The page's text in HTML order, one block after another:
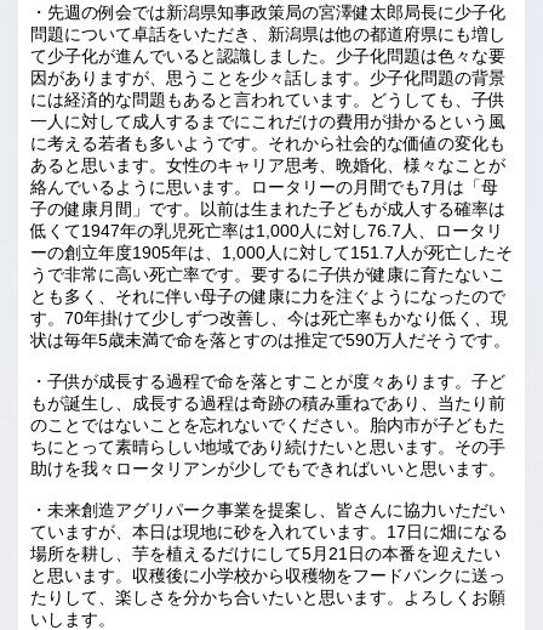
・先週の例会では新潟県知事政策局の宮澤健太郎局長に少子化
問題について卓話をいただき、新潟県は他の都道府県にも増し
て少子化が進んでいると認識しました。少子化問題は色々な要
因がありますが、思うことを少々話します。少子化問題の背景
には経済的な問題もあると言われています。どうしても、子供
一人に対して成人するまでにこれだけの費用が掛かるという風
に考える若者も多いようです。それから社会的な価値の変化も
あると思います。女性のキャリア思考、晩婚化、様々なことが
絡んでいるように思います。ロータリーの月間でも7月は「母
子の健康月間」です。以前は生まれた子どもが成人する確率は
低くて1947年の乳児死亡率は1,000人に対し76.7人、ロータリ
ーの創立年度1905年は、1,000人に対して151.7人が死亡したそ
うで非常に高い死亡率です。要するに子供が健康に育たないこ
とも多く、それに伴い母子の健康に力を注ぐようになったので
す。70年掛けて少しずつ改善し、今は死亡率もかなり低く、現
状は毎年5歳未満で命を落とすのは推定で590万人だそうです。
・子供が成長する過程で命を落とすことが度々あります。子ど
もが誕生し、成長する過程は奇跡の積み重ねであり、当たり前
のことではないことを忘れないでください。胎内市が子どもた
ちにとって素晴らしい地域であり続けたいと思います。その手
助けを我々ロータリアンが少しでもできればいいと思います。
・未来創造アグリパーク事業を提案し、皆さんに協力いただい
ていますが、本日は現地に砂を入れています。17日に畑になる
場所を耕し、芋を植えるだけにして5月21日の本番を迎えたい
と思います。収穫後に小学校から収穫物をフードバンクに送っ
たりして、楽しさを分かち合いたいと思います。よろしくお願
いします。